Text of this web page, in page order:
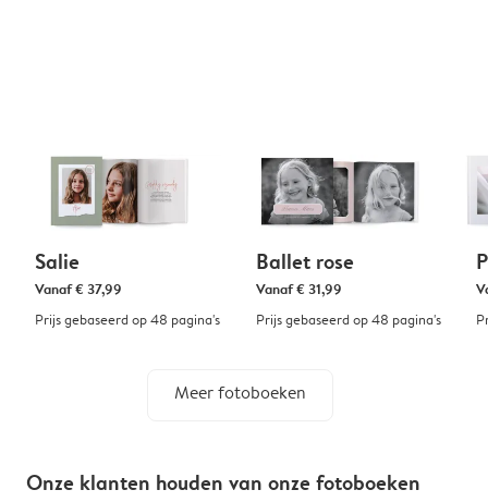
Salie
Vanaf€ 37,99
Prijs gebaseerd op 48 pagina's
Ballet rose
Vanaf€ 31,99
Prijs gebaseerd op 48 pagina's
Meer fotoboeken
Onze klanten houden van onze fotoboeken